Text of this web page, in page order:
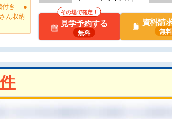
付き ●
ん収納
その場で確定！
見学予約する
無料
資料請
無料